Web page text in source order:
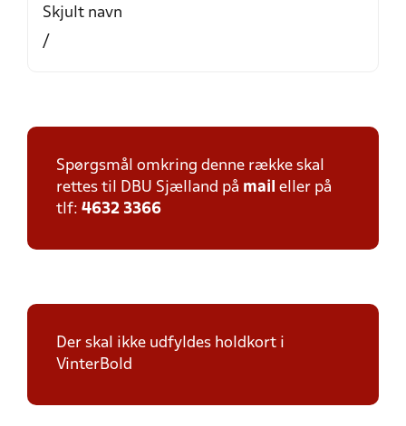
Skjult navn
/
Spørgsmål omkring denne række skal
rettes til DBU Sjælland på mail eller på
tlf: 4632 3366
Der skal ikke udfyldes holdkort i
VinterBold